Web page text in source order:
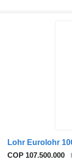
Lohr Eurolohr
COP 107.500.000